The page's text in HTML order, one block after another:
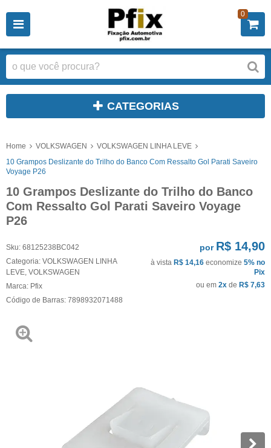
0
CATEGORIAS
Home VOLKSWAGEN
VOLKSWAGEN LINHA LEVE
10 Grampos Deslizante do Trilho do Banco Com Ressalto Gol Parati Saveiro
Voyage P26
10 Grampos Deslizante do Trilho do Banco
Com Ressalto Gol Parati Saveiro Voyage
P26
Sku: 68125238BC042
Categoria: VOLKSWAGEN LINHA
LEVE VOLKSWAGEN
Marca: Pfix
Código de Barras: 7898932071488
por R$ 14,90
à vista R$ 14,16 economize 5% no
Pix
ou em 2x de R$ 7,63